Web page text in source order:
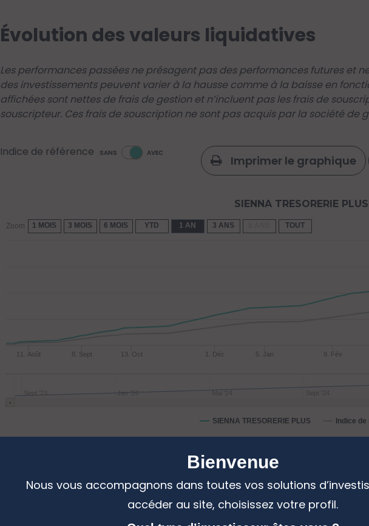
Évolution des valeurs liquidatives
Les performances passées ne présagent pas des performances futures et
des investissements peuvent varier à la hausse comme à la baisse en
affichées sont nettes de frais de gestion et n’incluent pas les frais de
souscripteur. Ces frais de souscription ne sont pas acquis par la société de
Indice de référence SANS AVEC
Imprimer le graphique
Zoom 1 MOIS 3 MOIS 6 MOIS YTD 1 AN 3 ANS TOUT
SIENNA TRESORERIE PLUS
SIENNA TRESORERIE PLUS Indice
11. Août 8. Sept 13. Oct 1. Déc 5. Jan 9. Fév
Jan '24 Mai '24
Performances annualisées
Bienvenue
Nous vous accompagnons dans toutes vos solutions
accéder au site, choisissez votre profil.